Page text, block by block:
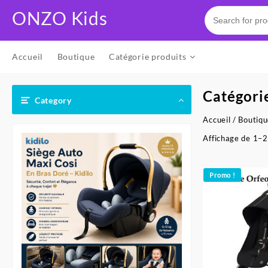
ONZO Kids
Accueil Boutique Catégorie produits
Category
Accueil /
Affichage de
Promo !